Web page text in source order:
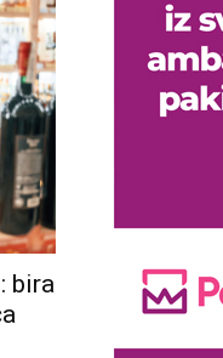
bira